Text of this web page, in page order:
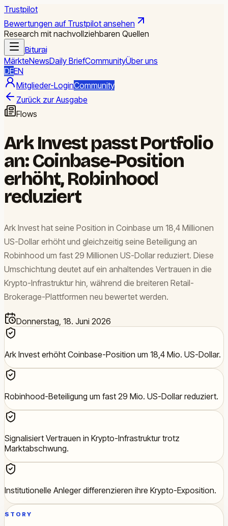
Trustpilot
Bewertungen auf Trustpilot ansehen
Research mit nachvollziehbaren Quellen
Biturai
MärkteNewsDaily BriefCommunityÜber uns
DEEN
Mitglieder-LoginCommunity
Zurück zur Ausgabe
Flows
Ark Invest passt Portfolio
an: Coinbase-Position
erhöht, Robinhood
reduziert
Ark Invest hat seine Position in Coinbase um 18,4 Millionen
US-Dollar erhöht und gleichzeitig seine Beteiligung an
Robinhood um fast 29 Millionen US-Dollar reduziert. Diese
Umschichtung deutet auf ein anhaltendes Vertrauen in die
Krypto-Infrastruktur hin, während die breiteren Retail-
Brokerage-Plattformen neu bewertet werden.
Donnerstag, 18. Juni 2026
Ark Invest erhöht Coinbase-Position um 18,4 Mio. US-Dollar.
Robinhood-Beteiligung um fast 29 Mio. US-Dollar reduziert.
Signalisiert Vertrauen in Krypto-Infrastruktur trotz
Marktabschwung.
Institutionelle Anleger differenzieren ihre Krypto-Exposition.
STORY